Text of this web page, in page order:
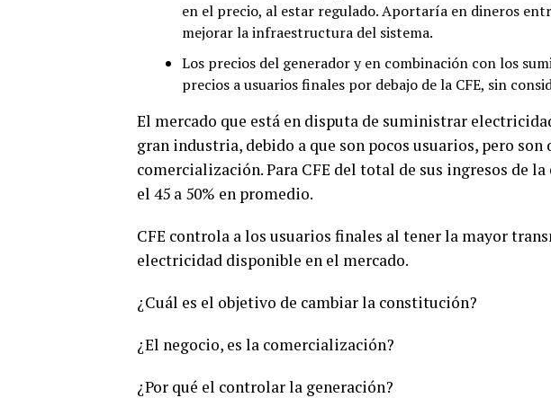
en el precio, al estar regulado. Aportaría en dineros
mejorar la infraestructura del sistema.
Los precios del generador y en combinación con los
precios a usuarios finales por debajo de la CFE, sin
El mercado que está en disputa de suministrar
gran industria, debido a que son pocos usuarios, pero
comercialización. Para CFE del total de sus ingresos de
el 45 a 50% en promedio.
CFE controla a los usuarios finales al tener la mayor
electricidad disponible en el mercado.
¿Cuál es el objetivo de cambiar la constitución?
¿El negocio, es la comercialización?
¿Por qué el controlar la generación?